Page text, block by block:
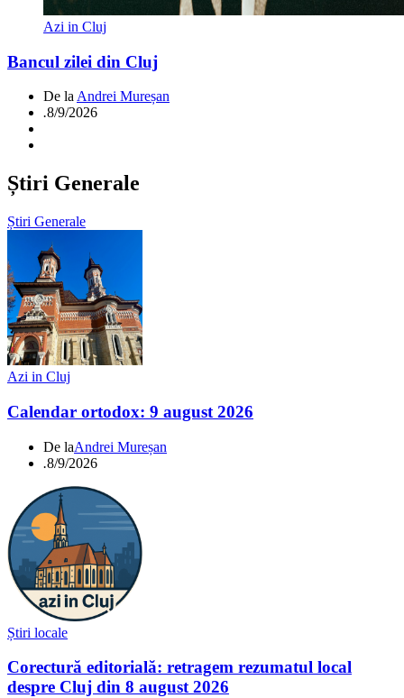
Azi in Cluj
Bancul zilei din Cluj
De la Andrei Mureșan
.8/9/2026
Știri Generale
Știri Generale
Azi in Cluj
Calendar ortodox: 9 august 2026
De laAndrei Mureșan
.8/9/2026
Știri locale
Corectură editorială: retragem rezumatul local
despre Cluj din 8 august 2026